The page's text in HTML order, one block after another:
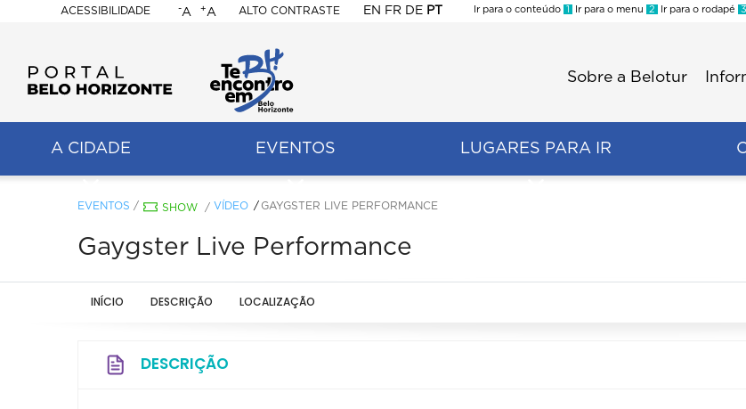
ACESSIBILIDADE
BELO
HORIZONTE
-A +A ALTO CONTRASTE EN FR DE PT
Ir para o conteúdo 1 Ir para o menu 2 Ir para o rodapé 3
Sobre a Belotur
A CIDADE EVENTOS LUGARES PARA IR
EVENTOS / SHOW / VÍDEO GAYGSTER LIVE PERFORMANCE
Gaygster Live Performance
INÍCIO DESCRIÇÃO LOCALIZAÇÃO
DESCRIÇÃO